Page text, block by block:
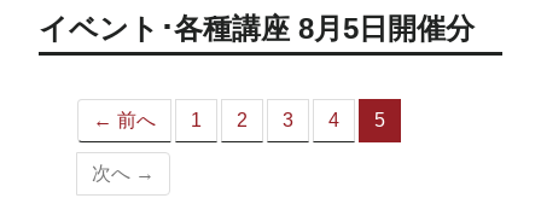
イベント･各種講座 8月5日開催分
← 前へ 1 2 3 4 5
次へ →